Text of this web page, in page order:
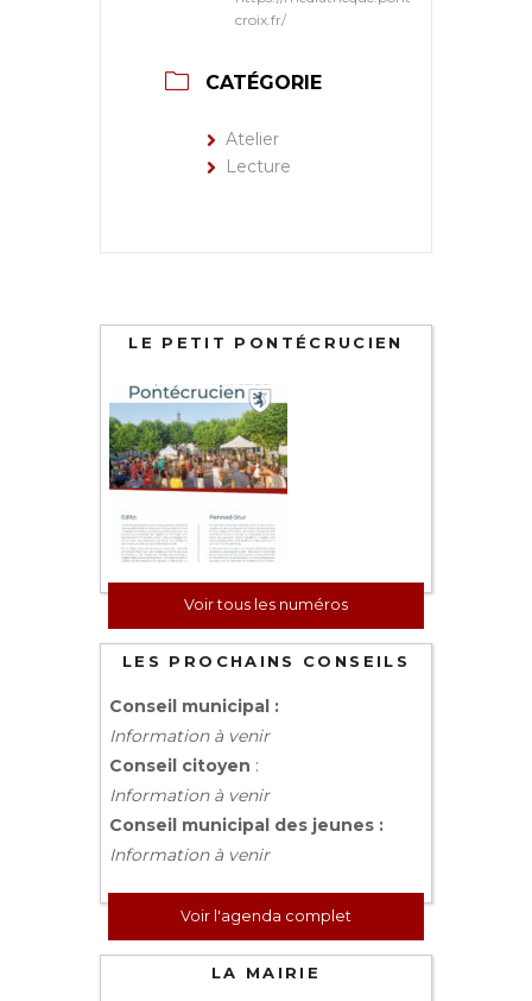
croix.fr/
CATÉGORIE
Atelier
Lecture
LE PETIT PONTÉCRUCIEN
Voir tous les numéros
LES PROCHAINS CONSEILS
Conseil municipal :
Information à venir
Conseil citoyen :
Information à venir
Conseil municipal des jeunes :
Information à venir
Voir l'agenda complet
LA MAIRIE